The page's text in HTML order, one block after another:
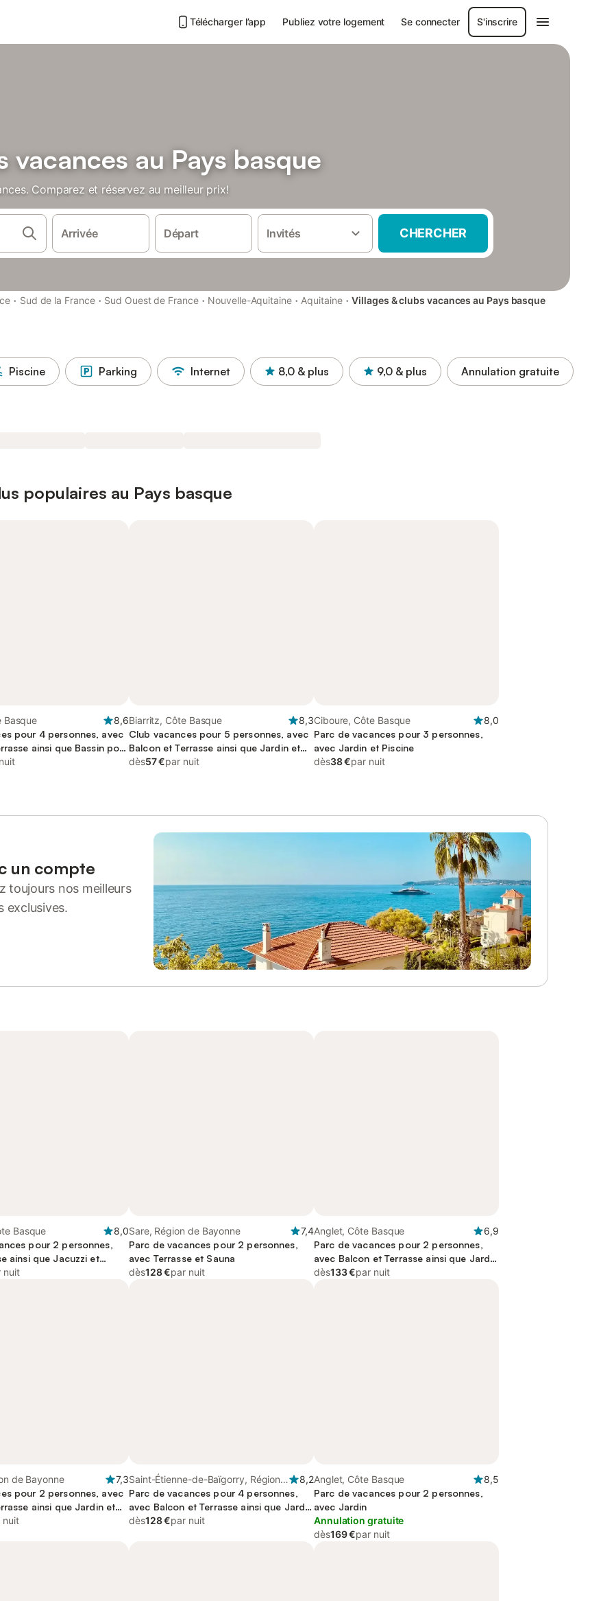
Télécharger l’app Publiez votre logement Se connecter S'inscrire
vacances au Pays basque
Comparez et réservez au meilleur prix!
Arrivée Départ Invités CHERCHER
· Sud de la France · Sud Ouest de France · Nouvelle-Aquitaine · Aquitaine · Villages & clubs vacances au Pays basque
Piscine Parking Internet 8,0 & plus 9,0 & plus Annulation gratuite
populaires au Pays basque
Basque
8,6
pour 4 personnes, avec
ainsi que Bassin pour
Biarritz, Côte Basque
8,3
Club vacances pour 5 personnes, avec
Balcon et Terrasse ainsi que Jardin et
Piscine
dès57 €par nuit
Ciboure, Côte Basque
8,0
Parc de vacances pour 3 personnes,
avec Jardin et Piscine
dès38 €par nuit
un compte
toujours nos meilleurs
exclusives.
Basque
8,0
pour 2 personnes,
ainsi que Jacuzzi et
nuit
Sare, Région de Bayonne
7,4
Parc de vacances pour 2 personnes,
avec Terrasse et Sauna
dès128 €par nuit
Anglet, Côte Basque
6,9
Parc de vacances pour 2 personnes,
avec Balcon et Terrasse ainsi que Jardin
et Piscine
dès133 €par nuit
de Bayonne
7,3
pour 2 personnes, avec
ainsi que Jardin et
nuit
Saint-Étienne-de-Baïgorry, Région
de Bayonne
8,2
Parc de vacances pour 4 personnes,
avec Balcon et Terrasse ainsi que Jardin
et Piscine
dès128 €par nuit
Anglet, Côte Basque
8,5
Parc de vacances pour 2 personnes,
avec Jardin
Annulation gratuite
dès169 €par nuit